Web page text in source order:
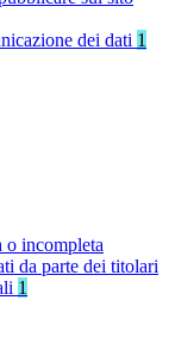
dei dati 1
o incompleta
da parte dei titolari
1